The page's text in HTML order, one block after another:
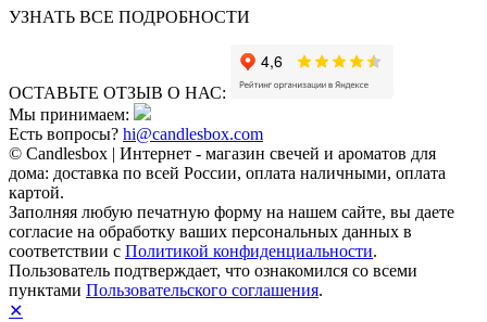
УЗНАТЬ ВСЕ ПОДРОБНОСТИ
ОСТАВЬТЕ ОТЗЫВ О НАС:
Мы принимаем:
Есть вопросы? hi@candlesbox.com
© Candlesbox | Интернет - магазин свечей и ароматов для
дома: доставка по всей России, оплата наличными, оплата
картой.
Заполняя любую печатную форму на нашем сайте, вы даете
согласие на обработку ваших персональных данных в
соответствии с Политикой конфиденциальности.
Пользователь подтверждает, что ознакомился со всеми
пунктами Пользовательского соглашения.
✕